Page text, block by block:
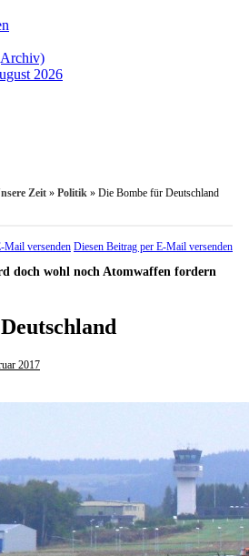
2026
Zeit » Politik » Die Bombe für Deutschland
Diesen Beitrag per E-Mail versenden
doch wohl noch Atomwaffen fordern
2017